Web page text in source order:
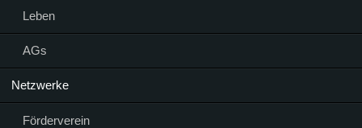
Leben
AGs
Netzwerke
Förderverein